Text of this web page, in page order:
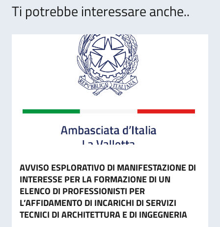
Ti potrebbe interessare anche..
AVVISO ESPLORATIVO DI MANIFESTAZIONE DI
INTERESSE PER LA FORMAZIONE DI UN
ELENCO DI PROFESSIONISTI PER
L’AFFIDAMENTO DI INCARICHI DI SERVIZI
TECNICI DI ARCHITETTURA E DI INGEGNERIA